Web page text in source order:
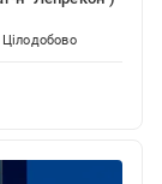
Цілодобово